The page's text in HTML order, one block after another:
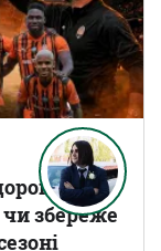
чи збереже